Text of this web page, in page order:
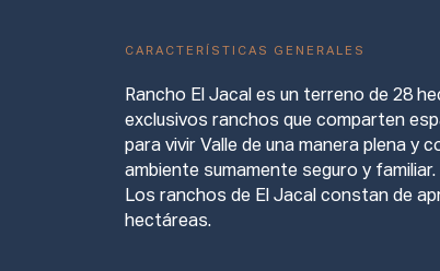
CARACTERÍSTICAS GENERALES
Rancho El Jacal es un terreno de 28
exclusivos ranchos que comparten
para vivir Valle de una manera plena y
ambiente sumamente seguro y familiar.
Los ranchos de El Jacal constan de
hectáreas.